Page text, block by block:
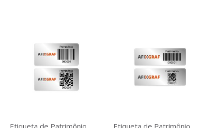
Etiqueta de Patrimônio
Etiqueta de Patrimônio